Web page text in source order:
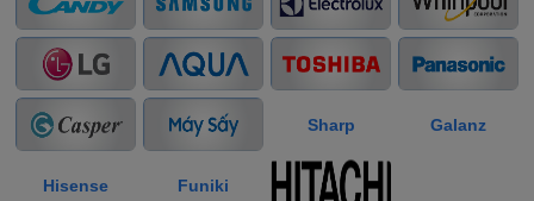
Sharp Galanz
Hisense Funiki